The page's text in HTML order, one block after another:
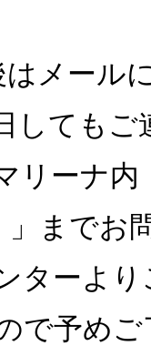
メール
しても
リーナ
」までお
ターよ
で予め